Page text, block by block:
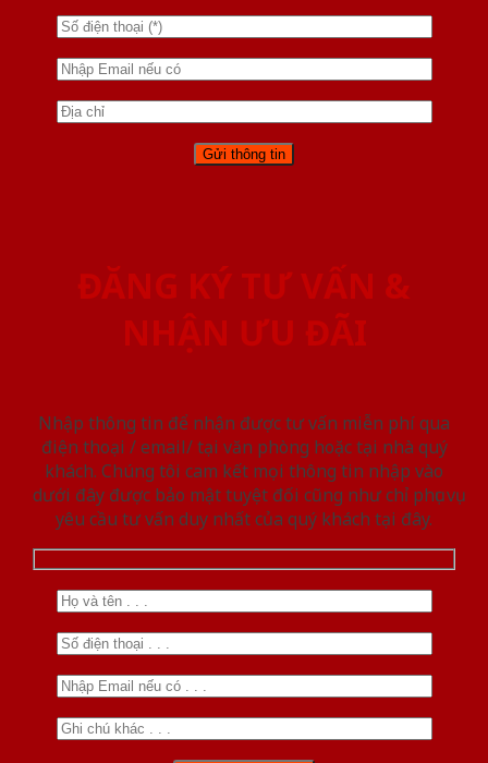
ĐĂNG KÝ TƯ VẤN &
NHẬN ƯU ĐÃI
Nhập thông tin để nhận được tư vấn miễn phí qua
điện thoại / email/ tại văn phòng hoặc tại nhà quý
khách. Chúng tôi cam kết mọi thông tin nhập vào
dưới đây được bảo mật tuyệt đối cũng như chỉ phục vụ
yêu cầu tư vấn duy nhất của quý khách tại đây.